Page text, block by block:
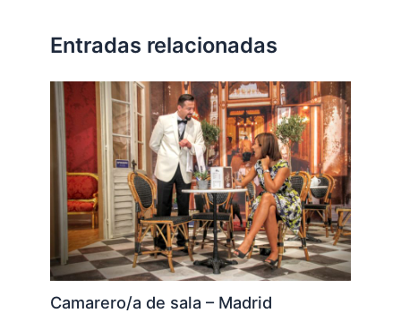
Entradas relacionadas
Camarero/a de sala – Madrid